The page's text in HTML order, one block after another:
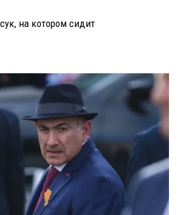
на котором сидит